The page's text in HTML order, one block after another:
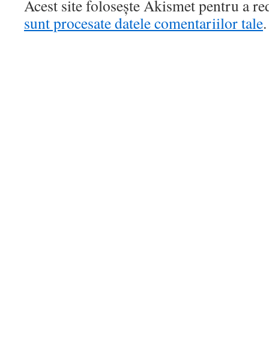
Acest site folosește Akismet pentru a
sunt procesate datele comentariilor tale.